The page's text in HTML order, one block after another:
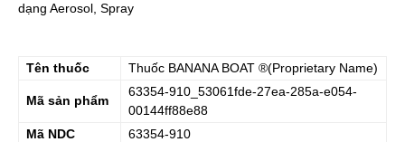
dạng Aerosol, Spray
Tên thuốc Thuốc BANANA BOAT ®(Proprietary Name)
Mã sản phẩm
63354-910_53061fde-27ea-285a-e054-
00144ff88e88
Mã NDC
63354-910